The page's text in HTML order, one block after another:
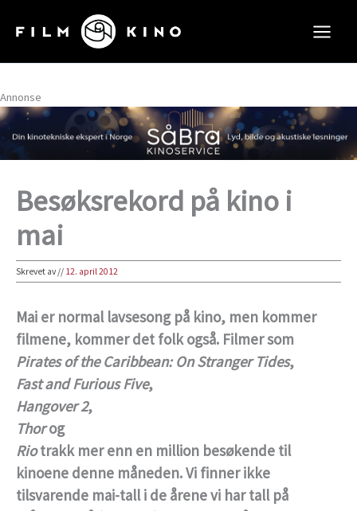
rett
innholdet
Annonse
Besøksrekord på kino i
mai
Skrevet av// 12. april 2012
Mai er normal lavsesong på kino, men kommer
filmene, kommer det folk også. Filmer som
Pirates of the Caribbean: On Stranger Tides,
Fast and Furious Five,
Hangover 2,
Thorog
Riotrakk mer enn en million besøkende til
kinoene denne måneden. Vi finner ikke
tilsvarende mai-tall i de årene vi har tall på